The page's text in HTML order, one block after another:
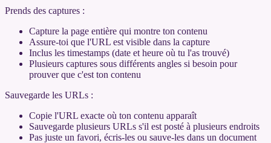
Prends des captures :
Capture la page entière qui montre ton contenu
Assure-toi que l'URL est visible dans la capture
Inclus les timestamps (date et heure où tu l'as trouvé)
Plusieurs captures sous différents angles si besoin pour
prouver que c'est ton contenu
Sauvegarde les URLs :
Copie l'URL exacte où ton contenu apparaît
Sauvegarde plusieurs URLs s'il est posté à plusieurs endroits
Pas juste un favori, écris-les ou sauve-les dans un document